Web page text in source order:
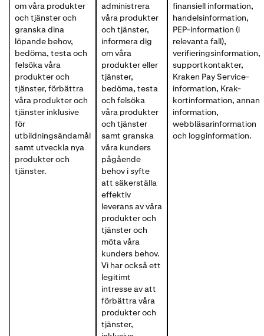
om våra produkter
och tjänster och
granska dina
löpande behov,
bedöma, testa och
felsöka våra
produkter och
tjänster, förbättra
våra produkter och
tjänster inklusive
för
utbildningsändamål
samt utveckla nya
produkter och
tjänster.
administrera
våra produkter
och tjänster,
informera dig
om våra
produkter eller
tjänster,
bedöma, testa
och felsöka
våra produkter
och tjänster
samt granska
våra kunders
pågående
behov i syfte
att säkerställa
effektiv
leverans av våra
produkter och
tjänster och
möta våra
kunders behov.
Vi har också ett
legitimt
intresse av att
förbättra våra
produkter och
tjänster,
finansiell information,
handelsinformation,
PEP-information (i
relevanta fall),
verifieringsinformation,
supportkontakter,
Kraken Pay Service-
information, Krak-
kortinformation, annan
information,
webbläsarinformation
och logginformation.